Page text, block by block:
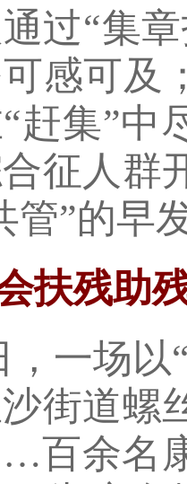
过“集
感可及
赶集”中
征人群
管”的早
扶残助
，一场
街道螺
百余名